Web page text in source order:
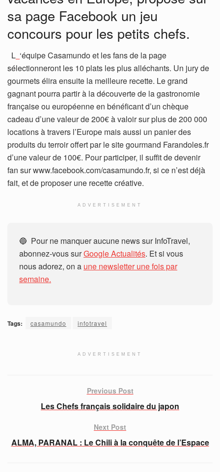
sa page Facebook un jeu
concours pour les petits chefs.
L ‘équipe Casamundo et les fans de la page
sélectionneront les 10 plats les plus alléchants. Un jury de
gourmets élira ensuite la meilleure recette. Le grand
gagnant pourra partir à la découverte de la gastronomie
française ou européenne en bénéficant d’un chèque
cadeau d’une valeur de 200€ à valoir sur plus de 200 000
locations à travers l’Europe mais aussi un panier des
produits du terroir offert par le site gourmand Farandoles.fr
d’une valeur de 100€. Pour participer, il suffit de devenir
fan sur www.facebook.com/casamundo.fr, si ce n’est déjà
fait, et de proposer une recette créative.
ADVERTISEMENT
🔵 Pour ne manquer aucune news sur InfoTravel,
abonnez-vous surGoogle Actualités. Et si vous
nous adorez, on a une newsletter une fois par
semaine.
Tags: casamundo infotravel
ADVERTISEMENT
Previous Post
Les Chefs français solidaire du japon
Next Post
ALMA, PARANAL : Le Chili à la conquête de l’Espace